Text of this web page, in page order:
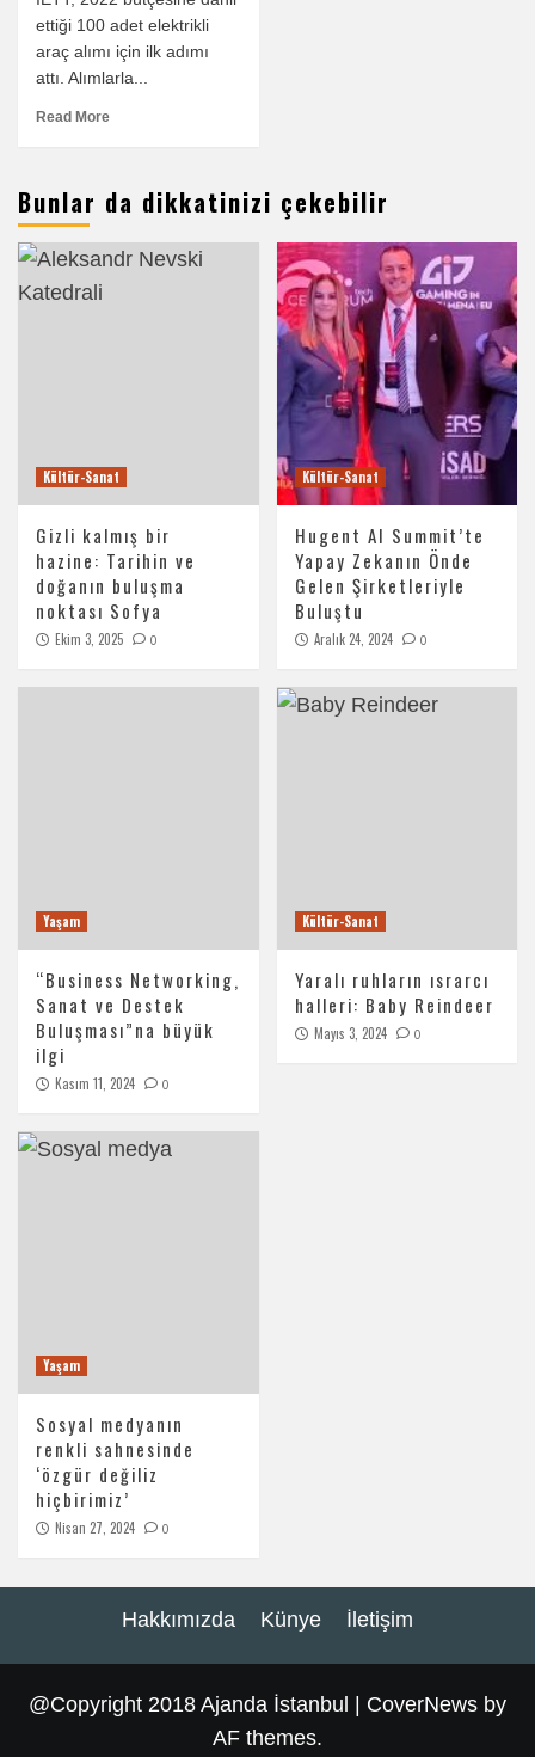
ettiği 100 adet elektrikli
araç alımı için ilk adımı
attı. Alımlarla...
Read More
Bunlar da dikkatinizi çekebilir
Kültür-Sanat
Gizli kalmış bir
hazine: Tarihin ve
doğanın buluşma
noktası Sofya
Ekim 3, 2025 0
Kültür-Sanat
Hugent AI Summit’te
Yapay Zekanın Önde
Gelen Şirketleriyle
Buluştu
Aralık 24, 2024 0
Yaşam
“Business Networking,
Sanat ve Destek
Buluşması”na büyük
ilgi
Kasım 11, 2024 0
Kültür-Sanat
Yaralı ruhların ısrarcı
halleri: Baby Reindeer
Mayıs 3, 2024 0
Yaşam
Sosyal medyanın
renkli sahnesinde
‘özgür değiliz
hiçbirimiz’
Nisan 27, 2024 0
Hakkımızda Künye İletişim
@Copyright 2018 Ajanda İstanbul CoverNews by
AF themes.